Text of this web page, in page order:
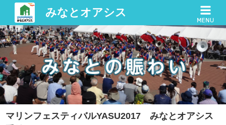
みなとオアシス
マリンフェスティバルYASU2017 みなとオアシス